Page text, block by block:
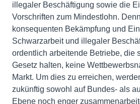
illegaler Beschäftigung sowie die
Vorschriften zum Mindestlohn.
konsequenten Bekämpfung und
Schwarzarbeit und illegaler
ordentlich arbeitende Betriebe, die
Gesetz halten, keine
Markt. Um dies zu erreichen,
zukünftig sowohl auf Bundes- als
Ebene noch enger